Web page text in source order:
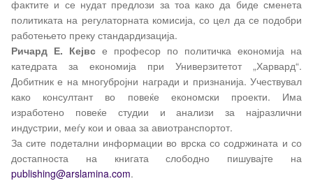
фактите и се нудат предлози за тоа како да биде сменета
политиката на регулаторната комисија, со цел да се подобри
работењето преку стандардизација.
Ричард Е. Кејвс е професор по политичка економија на
катедрата за економија при Универзитетот „Харвард“.
Добитник е на многубројни награди и признанија. Учествувал
како консултант во повеќе економски проекти. Има
изработено повеќе студии и анализи за најразлични
индустрии, меѓу кои и оваа за авиотранспортот.
За сите подетални информации во врска со содржината и со
достапноста на книгата слободно пишувајте на
publishing@arslamina.com.